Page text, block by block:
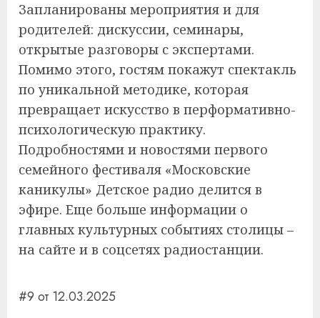
Запланированы мероприятия и для
родителей: дискуссии, семинары,
открытые разговоры с экспертами.
Помимо этого, гостям покажут спектакль
по уникальной методике, которая
превращает искусство в перформативно-
психологическую практику.
Подробностями и новостями первого
семейного фестиваля «Московские
каникулы» Детское радио делится в
эфире. Еще больше информации о
главных культурных событиях столицы –
на сайте и в соцсетях радиостанции.
#9 от 12.03.2025